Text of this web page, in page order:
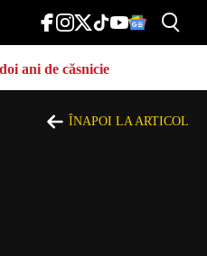
ani de căsnicie
ÎNAPOI LA ARTICOL